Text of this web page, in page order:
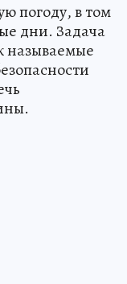
погоду, в том
дни. Задача
называемые